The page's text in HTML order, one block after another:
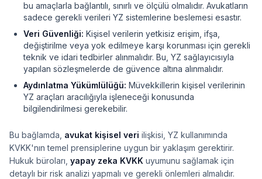
bu amaçlarla bağlantılı, sınırlı ve ölçülü olmalıdır. Avukatların
sadece gerekli verileri YZ sistemlerine beslemesi esastır.
Veri Güvenliği: Kişisel verilerin yetkisiz erişim, ifşa,
değiştirilme veya yok edilmeye karşı korunması için gerekli
teknik ve idari tedbirler alınmalıdır. Bu, YZ sağlayıcısıyla
yapılan sözleşmelerde de güvence altına alınmalıdır.
Aydınlatma Yükümlülüğü: Müvekkillerin kişisel verilerinin
YZ araçları aracılığıyla işleneceği konusunda
bilgilendirilmesi gerekebilir.
Bu bağlamda, avukat kişisel veri ilişkisi, YZ kullanımında
KVKK'nın temel prensiplerine uygun bir yaklaşım gerektirir.
Hukuk büroları, yapay zeka KVKK uyumunu sağlamak için
detaylı bir risk analizi yapmalı ve gerekli önlemleri almalıdır.